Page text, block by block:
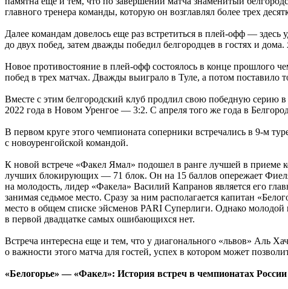
главного тренера команды, которую он возглавлял более трех
Далее командам довелось еще раз встретиться в плей-офф —
до двух побед, затем дважды победил белгородцев в гостях и
Новое противостояние в плей-офф состоялось в конце прошлого
побед в трех матчах. Дважды выиграло в Туле, а потом поставило
Вместе с этим белгородский клуб продлил свою победную серию
2022 года в Новом Уренгое — 3:2. С апреля того же года в
В первом круге этого чемпионата соперники встречались в 9-м
с новоуренгойской командой.
К новой встрече «Факел Ямал» подошел в ранге лучшей в
лучших блокирующих — 71 блок. Он на 15 баллов опережает
на молодость, лидер «Факела» Василий Капранов является его
занимая седьмое место. Сразу за ним располагается капитан
место в общем списке эйсменов PARI Суперлиги. Однако
в первой двадцатке самых ошибающихся нет.
Встреча интересна еще и тем, что у диагонального «львов» Аль
о важности этого матча для гостей, успех в котором может
«Белогорье» — «Факел»: История встреч в чемпионатах России